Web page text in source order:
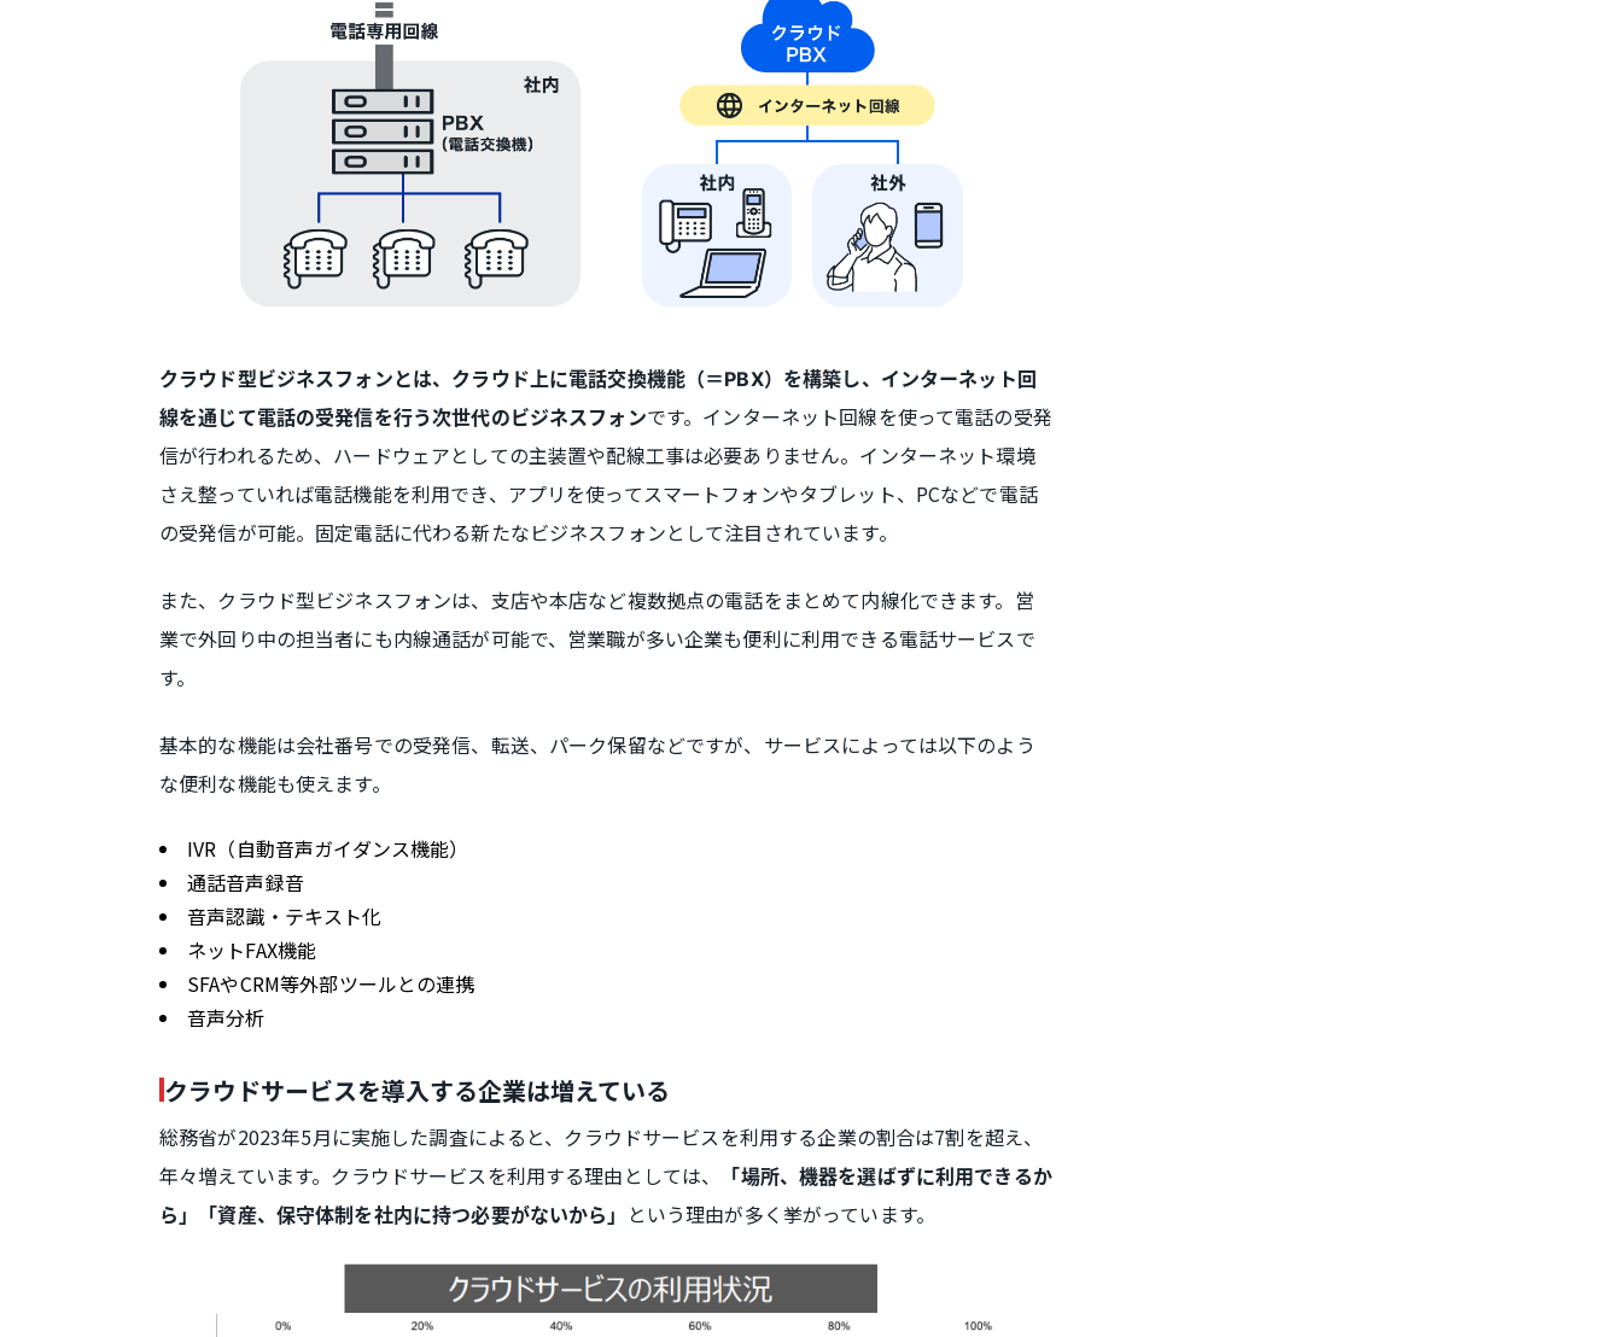
クラウド型ビジネスフォンとは、クラウド上に電話交換機能（＝PBX）を構築し、インターネット回
線を通じて電話の受発信を行う次世代のビジネスフォンです。インターネット回線を使って電話の受発
信が行われるため、ハードウェアとしての主装置や配線工事は必要ありません。インターネット環境
さえ整っていれば電話機能を利用でき、アプリを使ってスマートフォンやタブレット、PCなどで電話
の受発信が可能。固定電話に代わる新たなビジネスフォンとして注目されています。
また、クラウド型ビジネスフォンは、支店や本店など複数拠点の電話をまとめて内線化できます。営
業で外回り中の担当者にも内線通話が可能で、営業職が多い企業も便利に利用できる電話サービスで
す。
基本的な機能は会社番号での受発信、転送、パーク保留などですが、サービスによっては以下のよう
な便利な機能も使えます。
IVR（自動音声ガイダンス機能）
通話音声録音
音声認識・テキスト化
ネットFAX機能
SFAやCRM等外部ツールとの連携
音声分析
クラウドサービスを導入する企業は増えている
総務省が2023年5月に実施した調査によると、クラウドサービスを利用する企業の割合は7割を超え、
年々増えています。クラウドサービスを利用する理由としては、
「場所、機器を選ばずに利用できるか
ら」「資産、保守体制を社内に持つ必要がないから」
という理由が多く挙がっています。